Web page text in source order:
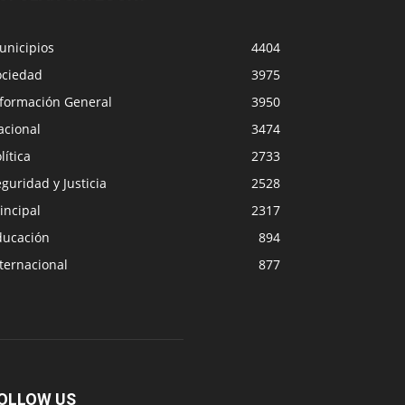
4404
3975
General
3950
3474
2733
y Justicia
2528
2317
894
877
US